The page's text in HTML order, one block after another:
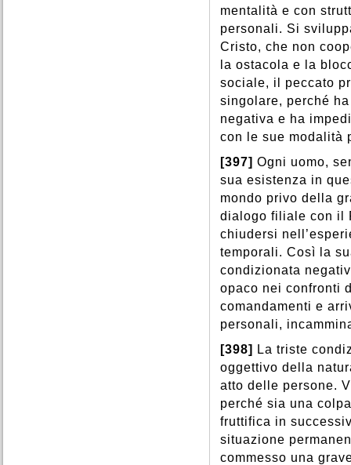
mentalità e con
personali. Si
Cristo, che non
la ostacola e la
sociale, il peccato
singolare, perché
negativa e ha
con le sue modalità
[397] Ogni uomo,
sua esistenza in
mondo privo della
dialogo filiale con il
chiudersi
temporali. Così la
condizionata
opaco nei confronti
comandamenti e
personali,
[398]
La triste
oggettivo della
atto delle persone.
perché sia una
fruttifica in
situazione
commesso una